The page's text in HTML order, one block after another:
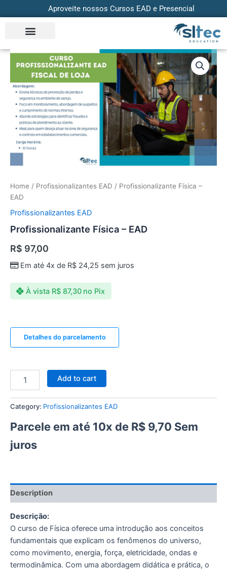
to
content
Aproveite nossos Cursos EAD e Presencial
Home / Profissionalizantes EAD / Profissionalizante Física –
EAD
Profissionalizantes EAD
Profissionalizante Física – EAD
R$ 97,00
Em até 4x de R$24,25 sem juros
À vista R$87,30 no Pix
Detalhes do parcelamento
Profissionalizante
Física
EAD
quantity
Add to cart
Category: Profissionalizantes EAD
Parcele em até 10x de R$ 9,70 Sem
juros
Description
Descrição:
O curso de Física oferece uma introdução aos conceitos
fundamentais que explicam os fenômenos do universo,
como movimento, energia, força, eletricidade, ondas e
termodinâmica. Com uma abordagem didática e prática, o